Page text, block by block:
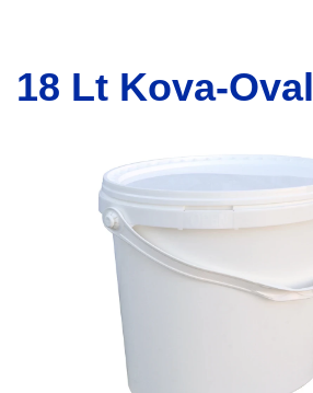
18 Lt Kova-Oval